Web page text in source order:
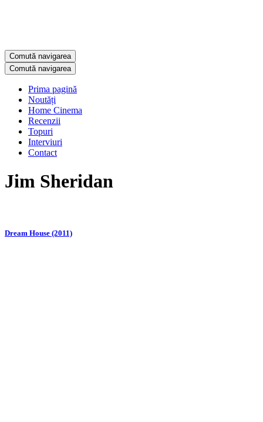
Comută navigarea
Comută navigarea
Prima pagină
Noutăți
Home Cinema
Recenzii
Topuri
Interviuri
Contact
Jim Sheridan
Dream House (2011)